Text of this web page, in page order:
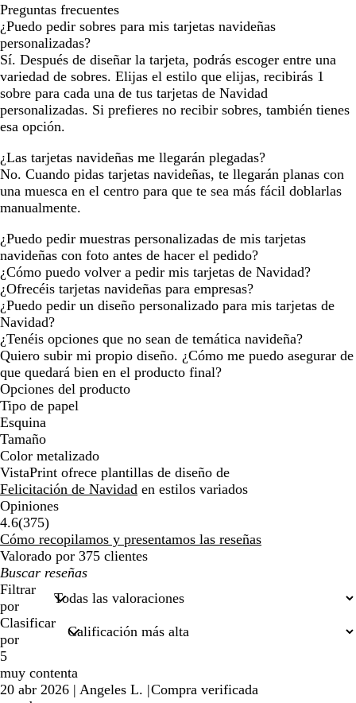
Preguntas frecuentes
¿Puedo pedir sobres para mis tarjetas navideñas
personalizadas?
Sí. Después de diseñar la tarjeta, podrás escoger entre una
variedad de sobres. Elijas el estilo que elijas, recibirás 1
sobre para cada una de tus tarjetas de Navidad
personalizadas. Si prefieres no recibir sobres, también tienes
esa opción.
¿Las tarjetas navideñas me llegarán plegadas?
No. Cuando pidas tarjetas navideñas, te llegarán planas con
una muesca en el centro para que te sea más fácil doblarlas
manualmente.
¿Puedo pedir muestras personalizadas de mis tarjetas
navideñas con foto antes de hacer el pedido?
¿Cómo puedo volver a pedir mis tarjetas de Navidad?
¿Ofrecéis tarjetas navideñas para empresas?
¿Puedo pedir un diseño personalizado para mis tarjetas de
Navidad?
¿Tenéis opciones que no sean de temática navideña?
Quiero subir mi propio diseño. ¿Cómo me puedo asegurar de
que quedará bien en el producto final?
Opciones del producto
Tipo de papel
Esquina
Tamaño
Color metalizado
VistaPrint ofrece plantillas de diseño de
Felicitación de Navidad en estilos variados
Opiniones
4.6(375375
reseñas
)
Cómo recopilamos y presentamos las reseñas
Valorado por 375 clientes
Mis
búsquedas
Filtrar
por
Clasificar
por
5
muy contenta
20 abr 2026 | Angeles L. |Compra verificada